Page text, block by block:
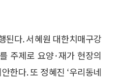
된다. 서혜원 대한치매구강
주제로 요양·재가 현장의
한다. 또 정혜진 ‘우리동네